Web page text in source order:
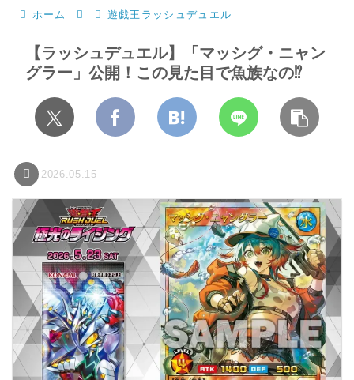
ホーム 遊戯王ラッシュデュエル
【ラッシュデュエル】「マッシグ・ニャン
グラー」公開！この見た目で魚族なの⁉
2026.05.15